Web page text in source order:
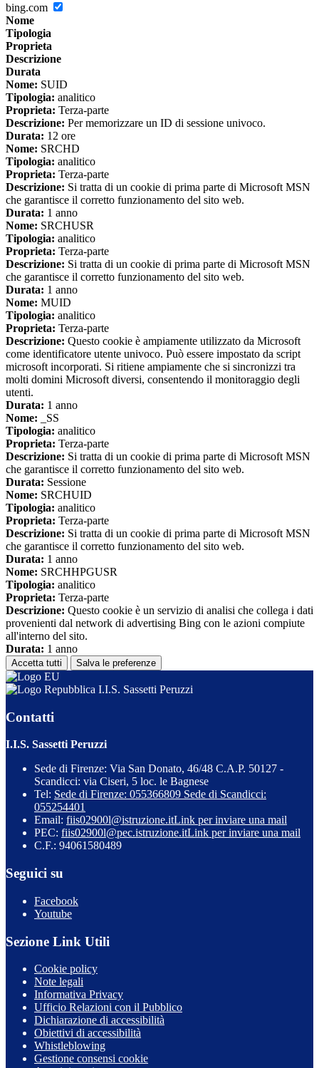
bing.com
Nome
Tipologia
Proprieta
Descrizione
Durata
Nome: SUID
Tipologia: analitico
Proprieta: Terza-parte
Descrizione: Per memorizzare un ID di sessione univoco.
Durata: 12 ore
Nome: SRCHD
Tipologia: analitico
Proprieta: Terza-parte
Descrizione: Si tratta di un cookie di prima parte di Microsoft MSN
che garantisce il corretto funzionamento del sito web.
Durata: 1 anno
Nome: SRCHUSR
Tipologia: analitico
Proprieta: Terza-parte
Descrizione: Si tratta di un cookie di prima parte di Microsoft MSN
che garantisce il corretto funzionamento del sito web.
Durata: 1 anno
Nome: MUID
Tipologia: analitico
Proprieta: Terza-parte
Descrizione: Questo cookie è ampiamente utilizzato da Microsoft
come identificatore utente univoco. Può essere impostato da script
microsoft incorporati. Si ritiene ampiamente che si sincronizzi tra
molti domini Microsoft diversi, consentendo il monitoraggio degli
utenti.
Durata: 1 anno
Nome: _SS
Tipologia: analitico
Proprieta: Terza-parte
Descrizione: Si tratta di un cookie di prima parte di Microsoft MSN
che garantisce il corretto funzionamento del sito web.
Durata: Sessione
Nome: SRCHUID
Tipologia: analitico
Proprieta: Terza-parte
Descrizione: Si tratta di un cookie di prima parte di Microsoft MSN
che garantisce il corretto funzionamento del sito web.
Durata: 1 anno
Nome: SRCHHPGUSR
Tipologia: analitico
Proprieta: Terza-parte
Descrizione: Questo cookie è un servizio di analisi che collega i dati
provenienti dal network di advertising Bing con le azioni compiute
all'interno del sito.
Durata: 1 anno
Accetta tutti Salva le preferenze
I.I.S. Sassetti Peruzzi
Contatti
I.I.S. Sassetti Peruzzi
Sede di Firenze: Via San Donato, 46/48 C.A.P. 50127 -
Scandicci: via Ciseri, 5 loc. le Bagnese
Tel: Sede di Firenze: 055366809 Sede di Scandicci:
055254401
Email: fiis02900l@istruzione.itLink per inviare una mail
PEC: fiis02900l@pec.istruzione.itLink per inviare una mail
C.F.: 94061580489
Seguici su
Facebook
Youtube
Sezione Link Utili
Cookie policy
Note legali
Informativa Privacy
Ufficio Relazioni con il Pubblico
Dichiarazione di accessibilità
Obiettivi di accessibilità
Whistleblowing
Gestione consensi cookie